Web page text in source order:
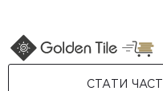
СТАТИ